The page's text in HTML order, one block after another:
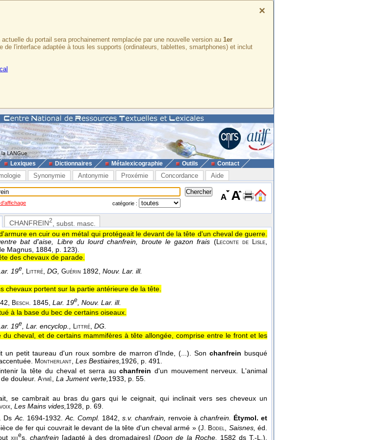
×
du portail sera prochainement remplacée par une nouvelle version au 1er
de l'interface adaptée à tous les supports (ordinateurs, tablettes, smartphones) et inclut
Lexiques Dictionnaires Métalexicographie Outils Contact
Synonymie Antonymie Proxémie Concordance Aide
catégorie :
CHANFREIN2
, subst. masc.
en cuir ou en métal qui protégeait le devant de la tête d'un cheval de guerre.
bat d'aise, Libre du lourd chanfrein, broute le gazon frais (Leconte de Lisle,
Magnus, 1884, p. 123).
des chevaux de parade.
19e Littré DG, Guérin 1892, Nouv. Lar. ill.
chevaux portent sur la partie antérieure de la tête.
Besch. 1845, Lar. 19e
, Nouv. Lar. ill.
à la base du bec de certains oiseaux.
19e , Lar. encyclop., Littré DG.
du cheval, et de certains mammifères à tête allongée, comprise entre le front et les
un petit taureau d'un roux sombre de marron d'Inde, (...). Sonchanfrein busqué
Montherlant, Les Bestiaires,1926, p. 491.
la tête du cheval et serra auchanfrein d'un mouvement nerveux. L'animal
douleur. Aymé, La Jument verte,1933, p. 55.
se cambrait au bras du gars qui le ceignait, qui inclinait vers ses cheveux un
, Les Mains vides,1928, p. 69.
DsAc. 1694-1932.Ac. Compl. 1842, s.v. chanfrain, renvoie à chanfrein. Étymol. et
de fer qui couvrait le devant de la tête d'un cheval armé » (J. Bodel Saisnes, éd.
xiiies. chanfrein[adapté à des dromadaires] (Doon de la Roche, 1582 ds T.-L.),